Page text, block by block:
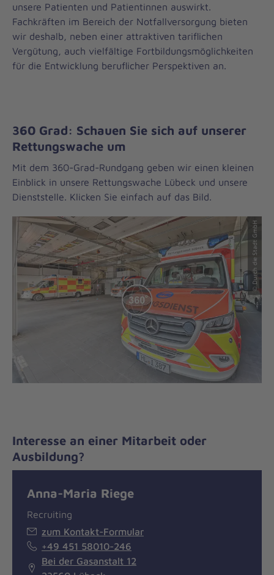
unsere Patienten und Patientinnen auswirkt.
Fachkräften im Bereich der Notfallversorgung bieten
wir deshalb, neben einer attraktiven tariflichen
Vergütung, auch vielfältige Fortbildungsmöglichkeiten
für die Entwicklung beruflicher Perspektiven an.
360 Grad: Schauen Sie sich auf unserer
Rettungswache um
© Durch die Stadt GmbH
Mit dem 360-Grad-Rundgang geben wir einen kleinen
Einblick in unsere Rettungswache Lübeck und unsere
Dienststelle. Klicken Sie einfach auf das Bild.
Interesse an einer Mitarbeit oder
Ausbildung?
Anna-Maria Riege
Recruiting
zum Kontakt-Formular
+49 451 58010-246
Bei der Gasanstalt 12